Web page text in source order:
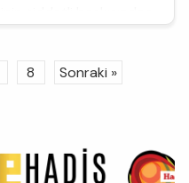
8 Sonraki »